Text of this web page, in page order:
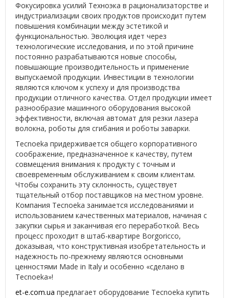
Фокусировка усилий Техноэка в рационализаторстве и
индустриализации своих продуктов происходит путем
повышения комбинации между эстетикой и
функциональностью. Эволюция идет через
технологические исследования, и по этой причине
постоянно разрабатываются новые способы,
повышающие производительность и применение
выпускаемой продукции. Инвестиции в технологии
являются ключом к успеху и для производства
продукции отличного качества. Отдел продукции имеет
разнообразие машинного оборудования высокой
эффективности, включая автомат для резки лазера
волокна, роботы для сгибания и роботы заварки.
Tecnoeka придерживается общего корпоративного
соображение, предназначенное к качеству, путем
совмещения внимания к продукту с точным и
своевременным обслуживанием к своим клиентам.
Чтобы сохранить эту склонность, существует
тщательный отбор поставщиков на местном уровне.
Компания Tecnoeka занимается исследованиями и
использованием качественных материалов, начиная с
закупки сырья и заканчивая его переработкой. Весь
процесс проходит в штаб-квартире Borgoricco,
доказывая, что конструктивная изобретательность и
надежность по-прежнему являются основными
ценностями Made in Italy и особенно «сделано в
Tecnoeka»!
et-e.com.ua предлагает оборудование Tecnoeka купить